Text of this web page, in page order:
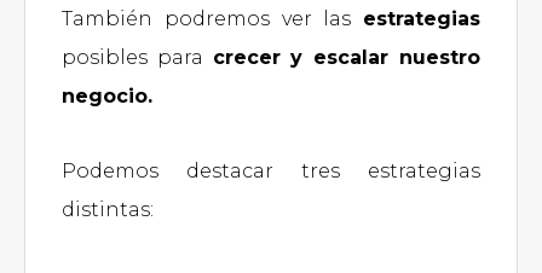
También podremos ver las estrategias
posibles para crecer y escalar nuestro
negocio.
Podemos destacar tres estrategias
distintas: